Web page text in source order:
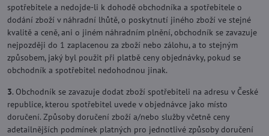
spotřebitele a nedojde-li k dohodě obchodníka a spotřebitele o
dodání zboží v náhradní lhůtě, o poskytnutí jiného zboží ve stejné
kvalitě a ceně, ani o jiném náhradním plnění, obchodník se zavazuje
nejpozději do 1 zaplacenou za zboží nebo zálohu, a to stejným
způsobem, jaký byl použit při platbě ceny objednávky, pokud se
obchodník a spotřebitel nedohodnou jinak.
3. Obchodník se zavazuje dodat zboží spotřebiteli na adresu v České
republice, kterou spotřebitel uvede v objednávce jako místo
doručení. Způsoby doručení zboží a/nebo služby včetně ceny
adetailnějších podmínek platných pro jednotlivé způsoby doručení